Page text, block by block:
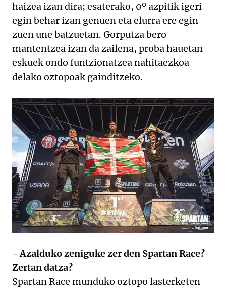
haizea izan dira; esaterako, 0º azpitik igeri
egin behar izan genuen eta elurra ere egin
zuen une batzuetan. Gorputza bero
mantentzea izan da zailena, proba hauetan
eskuek ondo funtzionatzea nahitaezkoa
delako oztopoak gainditzeko.
- Azalduko zeniguke zer den Spartan Race?
Zertan datza?
Spartan Race munduko oztopo lasterketen